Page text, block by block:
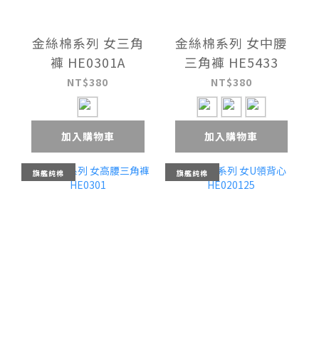
金絲棉系列 女三角
褲 HE0301A
NT$380
加入購物車
金絲棉系列 女中腰
三角褲 HE5433
NT$380
加入購物車
旗艦純棉 旗艦純棉